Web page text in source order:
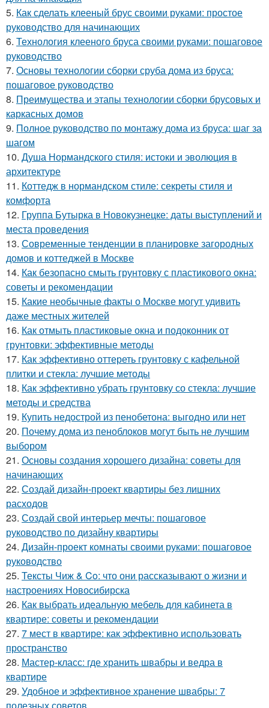
5. Как сделать клееный брус своими руками: простое
руководство для начинающих
6. Технология клееного бруса своими руками: пошаговое
руководство
7. Основы технологии сборки сруба дома из бруса:
пошаговое руководство
8. Преимущества и этапы технологии сборки брусовых и
каркасных домов
9. Полное руководство по монтажу дома из бруса: шаг за
шагом
10. Душа Нормандского стиля: истоки и эволюция в
архитектуре
11. Коттедж в нормандском стиле: секреты стиля и
комфорта
12. Группа Бутырка в Новокузнецке: даты выступлений и
места проведения
13. Современные тенденции в планировке загородных
домов и коттеджей в Москве
14. Как безопасно смыть грунтовку с пластикового окна:
советы и рекомендации
15. Какие необычные факты о Москве могут удивить
даже местных жителей
16. Как отмыть пластиковые окна и подоконник от
грунтовки: эффективные методы
17. Как эффективно оттереть грунтовку с кафельной
плитки и стекла: лучшие методы
18. Как эффективно убрать грунтовку со стекла: лучшие
методы и средства
19. Купить недострой из пенобетона: выгодно или нет
20. Почему дома из пеноблоков могут быть не лучшим
выбором
21. Основы создания хорошего дизайна: советы для
начинающих
22. Создай дизайн-проект квартиры без лишних
расходов
23. Создай свой интерьер мечты: пошаговое
руководство по дизайну квартиры
24. Дизайн-проект комнаты своими руками: пошаговое
руководство
25. Тексты Чиж & Co: что они рассказывают о жизни и
настроениях Новосибирска
26. Как выбрать идеальную мебель для кабинета в
квартире: советы и рекомендации
27. 7 мест в квартире: как эффективно использовать
пространство
28. Мастер-класс: где хранить швабры и ведра в
квартире
29. Удобное и эффективное хранение швабры: 7